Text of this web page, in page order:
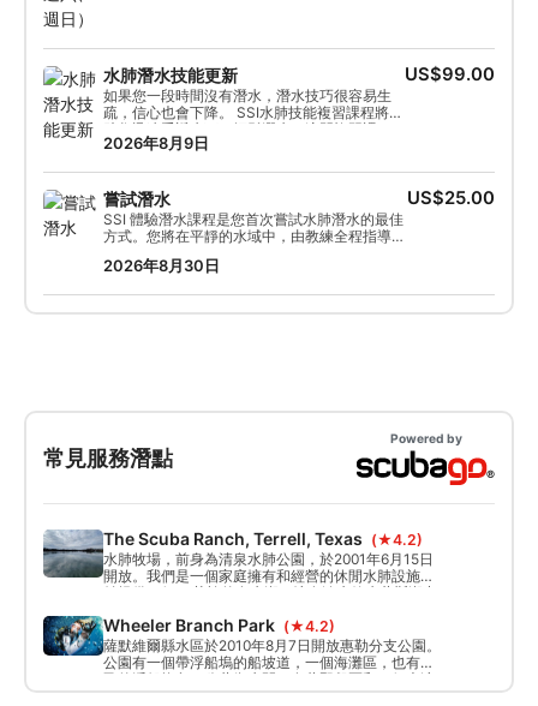
成6次潛水。最後，您將完成4次開放水域潛
水以通過湖泊考核，考核地點通常在德克薩斯
州格倫羅斯的惠勒布蘭奇水庫，除非另有規
定。完成此課程後，您將獲得SSI開放水域潛
水員認證。
水肺潛水技能更新
如果您一段時間沒有潛水，潛水技巧很容易生
疏，信心也會下降。 SSI水肺技能複習課程將幫
助您迅速重返水下，輕鬆潛水。這門複習課程
讓您在SSI專業人士的指導下，回顧並練習您在
心技能問題，可以盡情欣賞海洋生物。如果您
是尚未獲得認證的開放水域潛水員學員，水肺
技能複習課程是您在開放水域訓練潛水前練習
潛水技能的理想選擇。課程長度不限，您可以
根據自身情況靈活安排，專注於需要加強的技
2026年8月9日
US$99.00
嘗試潛水
SSI 體驗潛水課程是您首次嘗試水肺潛水的最佳
方式。您將在平靜的水域中，由教練全程指導，
潛水的魅力。完成這門短期課程後，您將獲得
一切的起點。今天就開始吧！
2026年8月30日
US$25.00
常見服務潛點
Powered by
The Scuba Ranch, Terrell, Texas (★4.2)
水肺牧場，前身為清泉水肺公園，於2001年6月15日
開放。我們是一個家庭擁有和經營的休閒水肺設施，
並提供一個22英畝的泉水湖，擁有淡水德克薩斯湖中
Wheeler Branch Park (★4.2)
薩默維爾縣水區於2010年8月7日開放惠勒分支公園。
公園有一個帶浮船塢的船坡道，一個海灘區，也有自
己的浮船塢島、公共衛生間、有蓋野餐區和一個大涼
亭。